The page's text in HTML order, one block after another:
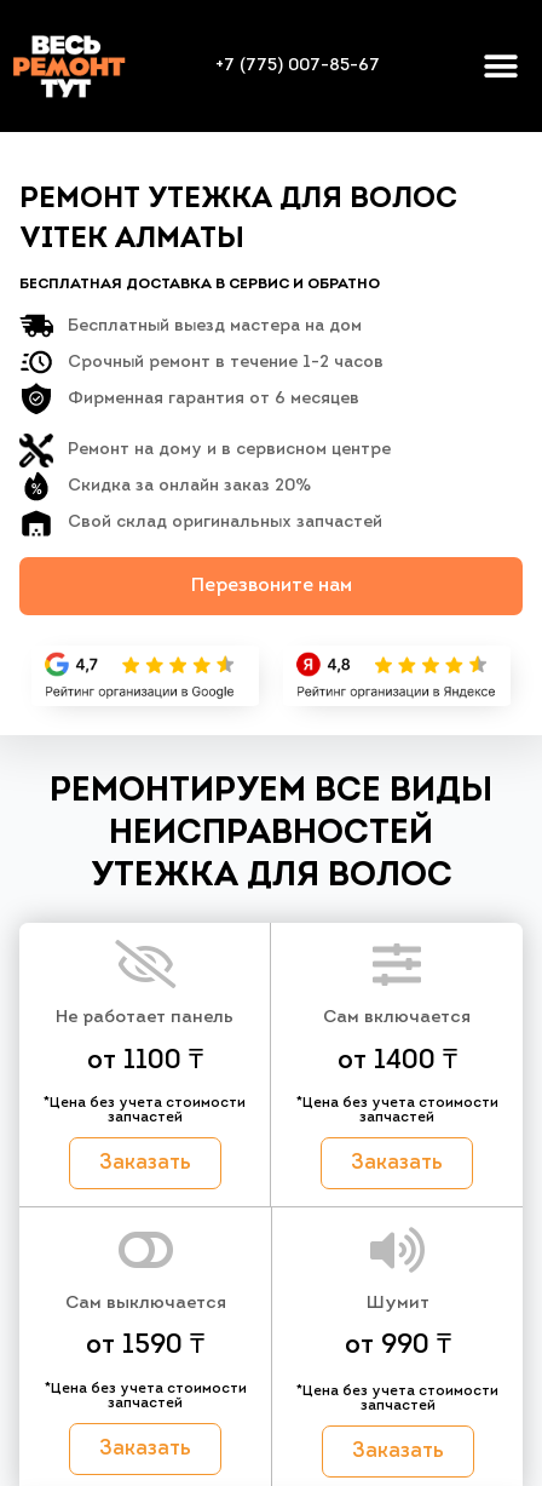
+7 (775) 007-85-67
РЕМОНТ УТЕЖКА ДЛЯ ВОЛОС
VITEK АЛМАТЫ
БЕСПЛАТНАЯ ДОСТАВКА В СЕРВИС И ОБРАТНО
Бесплатный выезд мастера на дом
Срочный ремонт в течение 1-2 часов
Фирменная гарантия от 6 месяцев
Ремонт на дому и в сервисном центре
Скидка за онлайн заказ 20%
Свой склад оригинальных запчастей
Перезвоните нам
РЕМОНТИРУЕМ ВСЕ ВИДЫ
НЕИСПРАВНОСТЕЙ
УТЕЖКА ДЛЯ ВОЛОС
Не работает панель
от 1100 ₸
*Цена без учета стоимости
запчастей
Заказать
Сам включается
от 1400 ₸
*Цена без учета стоимости
запчастей
Заказать
Сам выключается
от 1590 ₸
*Цена без учета стоимости
запчастей
Заказать
Шумит
от 990 ₸
*Цена без учета стоимости
запчастей
Заказать